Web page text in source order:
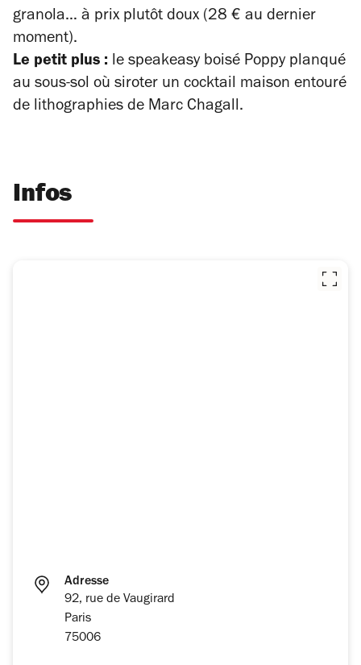
granola… à prix plutôt doux (28 € au dernier
moment).
Le petit plus : le speakeasy boisé Poppy planqué
au sous-sol où siroter un cocktail maison entouré
de lithographies de Marc Chagall.
Infos
Adresse
92, rue de Vaugirard
Paris
75006